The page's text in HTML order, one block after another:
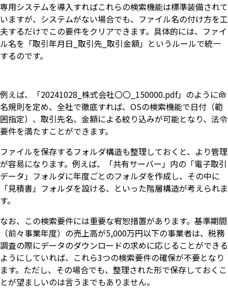
専用システムを導入すればこれらの検索機能は標準装備されて
いますが、システムがない場合でも、ファイル名の付け方を工
夫するだけでこの要件をクリアできます。具体的には、ファイ
ル名を「取引年月日_取引先_取引金額」というルールで統一
するのです。
例えば、「20241028_株式会社〇〇_150000.pdf」のように命
名規則を定め、全社で徹底すれば、OSの検索機能で日付（範
囲指定）、取引先名、金額による絞り込みが可能となり、法令
要件を満たすことができます。
ファイルを保存するフォルダ構造も整理しておくと、より管理
が容易になります。例えば、「共有サーバー」内の「電子取引
データ」フォルダに年度ごとのフォルダを作成し、その中に
「見積書」フォルダを設ける、といった階層構造が考えられま
す。
なお、この検索要件には重要な宥恕措置があります。基準期間
（前々事業年度）の売上高が5,000万円以下の事業者は、税務
調査の際にデータのダウンロードの求めに応じることができる
ようにしていれば、これら3つの検索要件の確保が不要となり
ます。ただし、その場合でも、整理された形で保存しておくこ
とが望ましいのは言うまでもありません。